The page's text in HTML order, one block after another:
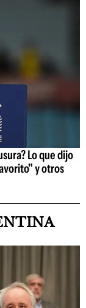
Lo que dijo
y otros